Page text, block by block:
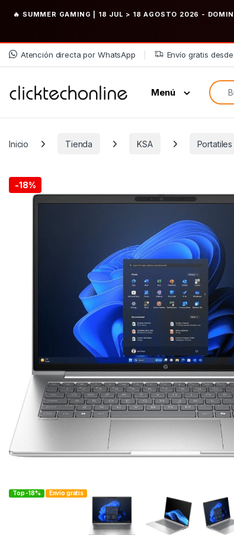
🔥 SUMMER GAMING | 18 JUL > 18 AGOSTO 2026 -
Saltar a la navegación
Saltar al contenido
Atención directa por WhatsApp Envío gratis
Menú
Inicio Tienda KSA Portatiles
-18%
Top -18% Envío gratis